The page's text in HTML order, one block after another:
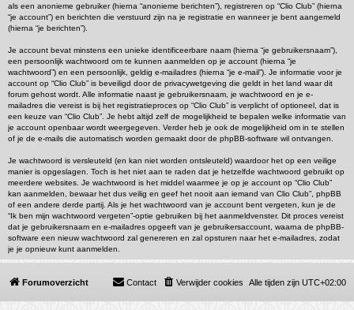
als een anonieme gebruiker (hierna “anonieme berichten”), registreren op “Clio Club” (hierna
“je account”) en berichten die verstuurd zijn na je registratie en wanneer je bent aangemeld
(hierna “je berichten”).
Je account bevat minstens een unieke identificeerbare naam (hierna “je gebruikersnaam”),
een persoonlijk wachtwoord om te kunnen aanmelden op je account (hierna “je
wachtwoord”) en een persoonlijk, geldig e-mailadres (hierna “je e-mail”). Je informatie voor je
account op “Clio Club” is beveiligd door de privacywetgeving die geldt in het land waar dit
forum gehost wordt. Alle informatie naast je gebruikersnaam, je wachtwoord en je e-
mailadres die vereist is bij het registratieproces op “Clio Club” is verplicht of optioneel, dat is
een keuze van “Clio Club”. Je hebt altijd zelf de mogelijkheid te bepalen welke informatie van
je account openbaar wordt weergegeven. Verder heb je ook de mogelijkheid om in te stellen
of je de e-mails die automatisch worden gemaakt door de phpBB-software wil ontvangen.
Je wachtwoord is versleuteld (en kan niet worden ontsleuteld) waardoor het op een veilige
manier is opgeslagen. Toch is het niet aan te raden dat je hetzelfde wachtwoord gebruikt op
meerdere websites. Je wachtwoord is het middel waarmee je op je account op “Clio Club”
kan aanmelden, bewaar het dus veilig en geef het nooit aan iemand van Clio Club”, phpBB
of een andere derde partij. Als je het wachtwoord van je account bent vergeten, kun je de
“Ik ben mijn wachtwoord vergeten”-optie gebruiken bij het aanmeldvenster. Dit proces vereist
dat je gebruikersnaam en e-mailadres opgeeft van je gebruikersaccount, waarna de phpBB-
software een nieuw wachtwoord zal genereren en zal opsturen naar het e-mailadres, zodat
je je opnieuw kunt aanmelden.
Forumoverzicht Alle tijden zijn UTC+02:00
Verwijder cookies
Contact